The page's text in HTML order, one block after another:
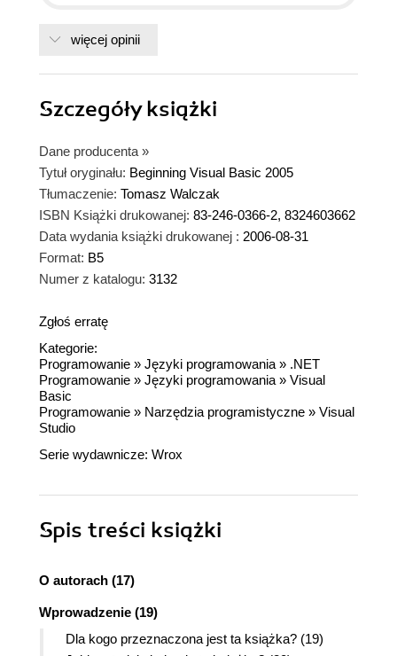
więcej opinii
Szczegółyksiążki
Dane producenta »
Tytuł oryginału: Beginning Visual Basic 2005
Tłumaczenie: Tomasz Walczak
ISBN Książki drukowanej: 83-246-0366-2, 8324603662
Data wydania książki drukowanej : 2006-08-31
Format: B5
Numer z katalogu: 3132
Zgłoś erratę
Kategorie:
Programowanie » Języki programowania » .NET
Programowanie » Języki programowania » Visual
Basic
Programowanie » Narzędzia programistyczne » Visual
Studio
Serie wydawnicze: Wrox
Spis treści książki
O autorach (17)
Wprowadzenie (19)
Dla kogo przeznaczona jest ta książka? (19)